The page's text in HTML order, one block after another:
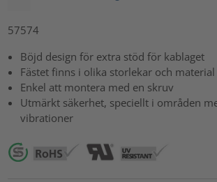
57574
Böjd design för extra stöd för kablaget
Fästet finns i olika storlekar och material
Enkel att montera med en skruv
Utmärkt säkerhet, speciellt i områden
vibrationer